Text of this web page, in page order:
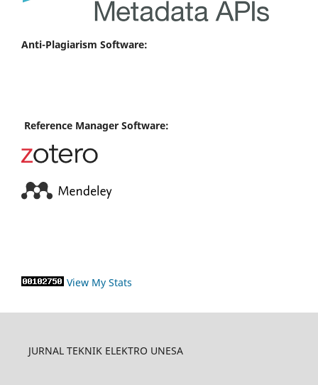
Anti-Plagiarism Software:
Reference Manager Software:
View My Stats
JURNAL TEKNIK ELEKTRO UNESA